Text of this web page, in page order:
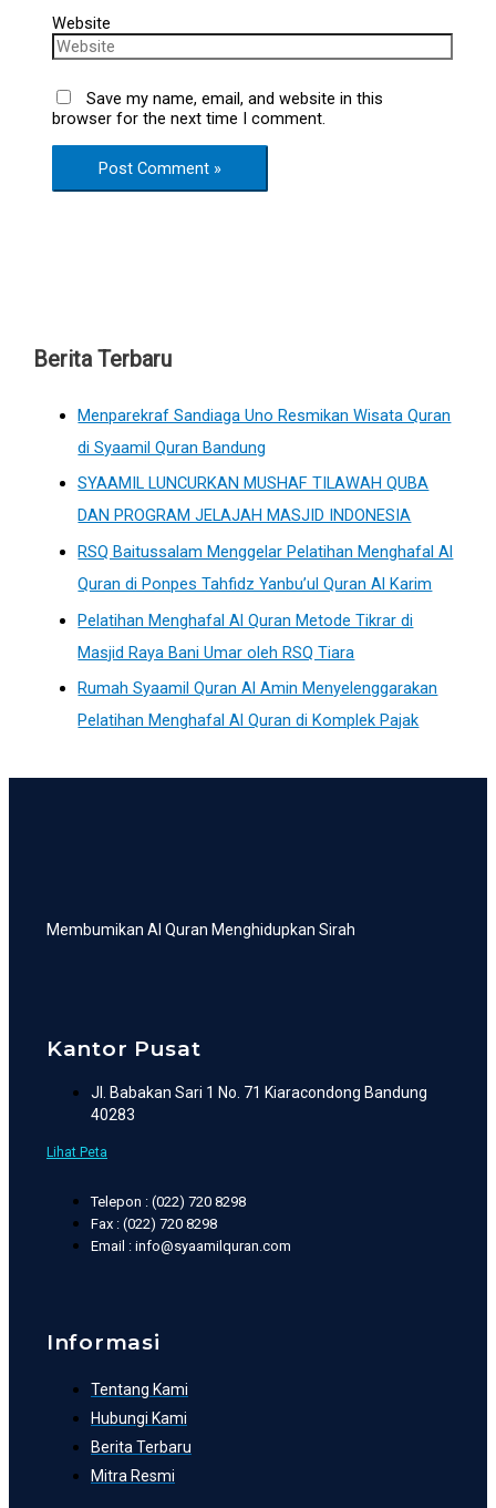
Website
Save my name, email, and website in this
browser for the next time I comment.
Berita Terbaru
Menparekraf Sandiaga Uno Resmikan Wisata Quran
di Syaamil Quran Bandung
SYAAMIL LUNCURKAN MUSHAF TILAWAH QUBA
DAN PROGRAM JELAJAH MASJID INDONESIA
RSQ Baitussalam Menggelar Pelatihan Menghafal Al
Quran di Ponpes Tahfidz Yanbu’ul Quran Al Karim
Pelatihan Menghafal Al Quran Metode Tikrar di
Masjid Raya Bani Umar oleh RSQ Tiara
Rumah Syaamil Quran Al Amin Menyelenggarakan
Pelatihan Menghafal Al Quran di Komplek Pajak
Membumikan Al Quran Menghidupkan Sirah
Kantor Pusat
Jl. Babakan Sari 1 No. 71 Kiaracondong Bandung
40283
Lihat Peta
Telepon : (022) 720 8298
Fax : (022) 720 8298
Email : info@syaamilquran.com
Informasi
Tentang Kami
Hubungi Kami
Berita Terbaru
Mitra Resmi